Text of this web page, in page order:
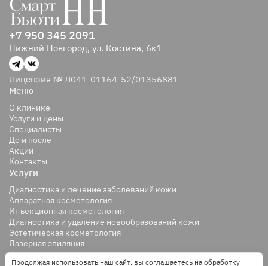
+7 950 345 2091
Нижний Новгород, ул. Костина, 6к1
Лицензия № Л041-01164-52/01356881
Меню
О клинике
Услуги и цены
Специалисты
До и после
Акции
Контакты
Услуги
Диагностика и лечение заболеваний кожи
Аппаратная косметология
Инъекционная косметология
Диагностика и удаление новообразований кожи
Эстетическая косметология
Лазерная эпиляция
Продолжая использовать наш сайт, вы соглашаетесь на обработку